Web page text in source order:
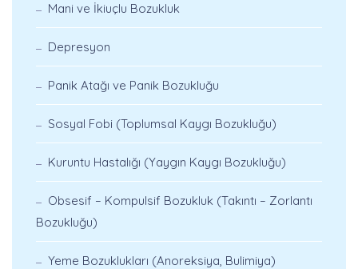
Mani ve İkiuçlu Bozukluk
Depresyon
Panik Atağı ve Panik Bozukluğu
Sosyal Fobi (Toplumsal Kaygı Bozukluğu)
Kuruntu Hastalığı (Yaygın Kaygı Bozukluğu)
Obsesif – Kompulsif Bozukluk (Takıntı – Zorlantı
Bozukluğu)
Yeme Bozuklukları (Anoreksiya, Bulimiya)